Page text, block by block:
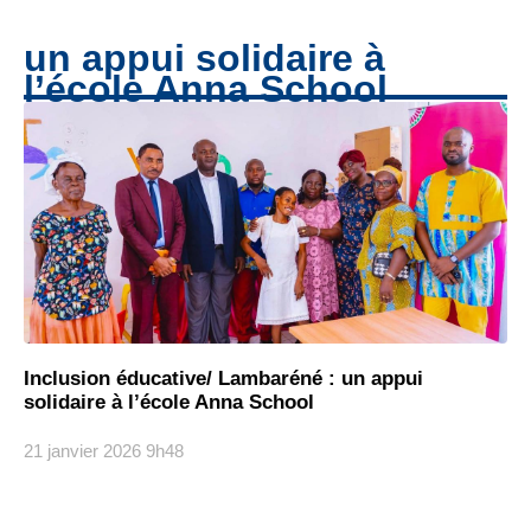
un appui solidaire à
l’école Anna School
Inclusion éducative/ Lambaréné : un appui
solidaire à l’école Anna School
21 janvier 2026 9h48